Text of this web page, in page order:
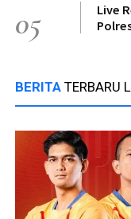
05
Live
BERITA TERBARU